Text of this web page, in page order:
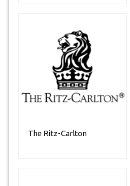
The Ritz-Carlton